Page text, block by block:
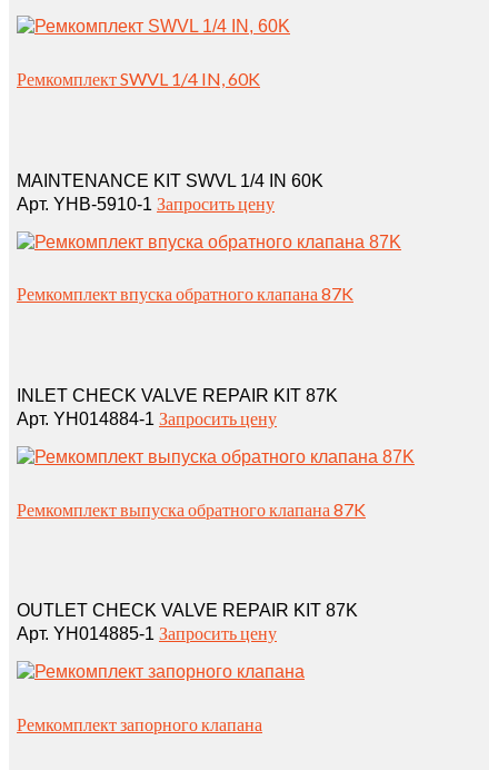
Ремкомплект SWVL 1/4 IN, 60K
MAINTENANCE KIT SWVL 1/4 IN 60K
Арт. YHB-5910-1 Запросить цену
Ремкомплект впуска обратного клапана 87K
INLET CHECK VALVE REPAIR KIT 87K
Арт. YH014884-1 Запросить цену
Ремкомплект выпуска обратного клапана 87K
OUTLET CHECK VALVE REPAIR KIT 87K
Арт. YH014885-1 Запросить цену
Ремкомплект запорного клапана